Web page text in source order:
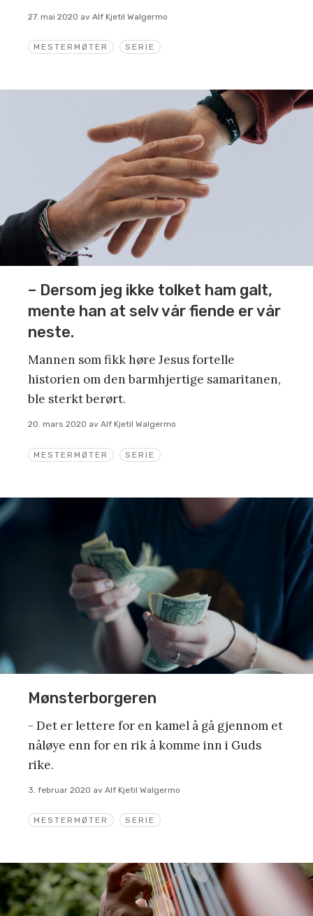
MESTERMØTER SERIE
27. mai 2020 av Alf Kjetil Walgermo
MESTERMØTER SERIE
– Dersom jeg ikke tolket ham galt,
mente han at selv vår fiende er vår
neste.
Mannen som fikk høre Jesus fortelle
historien om den barmhjertige samaritanen,
ble sterkt berørt.
20. mars 2020 av Alf Kjetil Walgermo
MESTERMØTER SERIE
Mønsterborgeren
- Det er lettere for en kamel å gå gjennom et
nåløye enn for en rik å komme inn i Guds
rike.
3. februar 2020 av Alf Kjetil Walgermo